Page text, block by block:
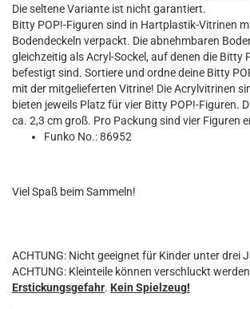
Die seltene Variante ist nicht garantiert.
Bitty POP!-Figuren sind in Hartplastik-Vitrinen
Bodendeckeln verpackt. Die abnehmbaren
gleichzeitig als Acryl-Sockel, auf denen die Bitty
befestigt sind. Sortiere und ordne deine Bitty
mit der mitgelieferten Vitrine! Die Acrylvitrinen
bieten jeweils Platz für vier Bitty POP!-Figuren.
ca. 2,3 cm groß. Pro Packung sind vier Figuren
Funko No.: 86952
Viel Spaß beim Sammeln!
ACHTUNG: Nicht geeignet für Kinder unter drei
ACHTUNG: Kleinteile können verschluckt
Erstickungsgefahr. Kein Spielzeug!